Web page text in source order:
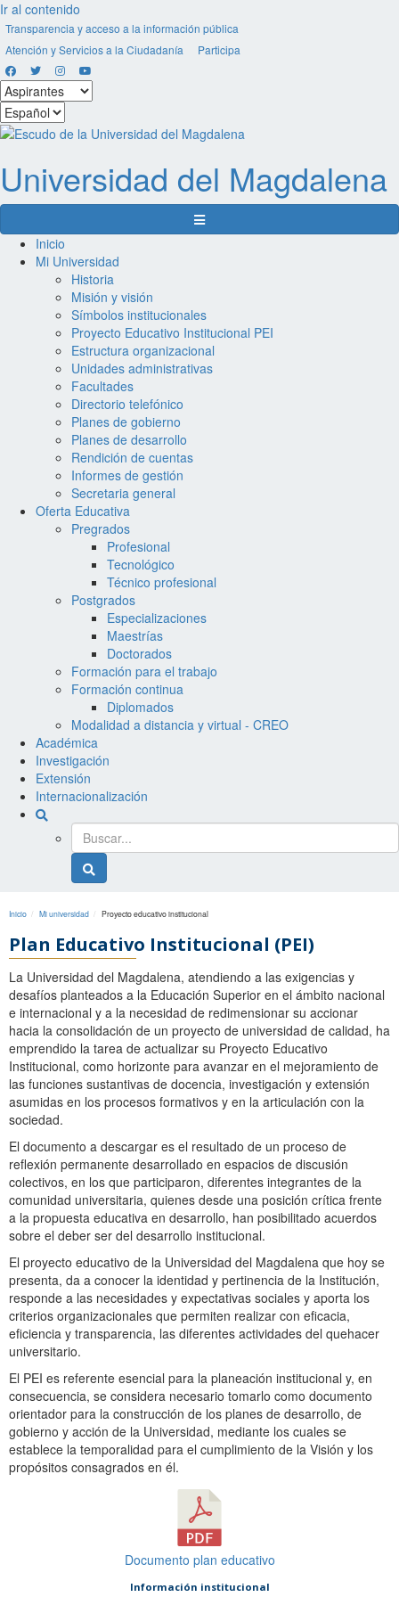
Ir al contenido
Transparencia y acceso a la información pública
Atención y Servicios a la Ciudadanía
Participa
Facebook
TwitterInstagram
Seleccionar
estamento
Seleccionar
idioma
Universidad del Magdalena
Menú de navegación
Inicio
Mi Universidad
Historia
Misión y visión
Símbolos institucionales
Proyecto Educativo Institucional PEI
Estructura organizacional
Unidades administrativas
Facultades
Directorio telefónico
Planes de gobierno
Planes de desarrollo
Rendición de cuentas
Informes de gestión
Secretaria general
Oferta Educativa
Pregrados
Profesional
Tecnológico
Técnico profesional
Postgrados
Especializaciones
Maestrías
Doctorados
Formación para el trabajo
Formación continua
Diplomados
Modalidad a distancia y virtual - CREO
Académica
Investigación
Extensión
Internacionalización
generalBuscador
general
Inicio Mi universidad Proyecto educativo institucional
Plan Educativo Institucional (PEI)
La Universidad del Magdalena, atendiendo a las exigencias y
desafíos planteados a la Educación Superior en el ámbito nacional
e internacional y a la necesidad de redimensionar su accionar
hacia la consolidación de un proyecto de universidad de calidad, ha
emprendido la tarea de actualizar su Proyecto Educativo
Institucional, como horizonte para avanzar en el mejoramiento de
las funciones sustantivas de docencia, investigación y extensión
asumidas en los procesos formativos y en la articulación con la
sociedad.
El documento a descargar es el resultado de un proceso de
reflexión permanente desarrollado en espacios de discusión
colectivos, en los que participaron, diferentes integrantes de la
comunidad universitaria, quienes desde una posición crítica frente
a la propuesta educativa en desarrollo, han posibilitado acuerdos
sobre el deber ser del desarrollo institucional.
El proyecto educativo de la Universidad del Magdalena que hoy se
presenta, da a conocer la identidad y pertinencia de la Institución,
responde a las necesidades y expectativas sociales y aporta los
criterios organizacionales que permiten realizar con eficacia,
eficiencia y transparencia, las diferentes actividades del quehacer
universitario.
El PEI es referente esencial para la planeación institucional y, en
consecuencia, se considera necesario tomarlo como documento
orientador para la construcción de los planes de desarrollo, de
gobierno y acción de la Universidad, mediante los cuales se
establece la temporalidad para el cumplimiento de la Visión y los
propósitos consagrados en él.
Documento plan educativo
Información institucional